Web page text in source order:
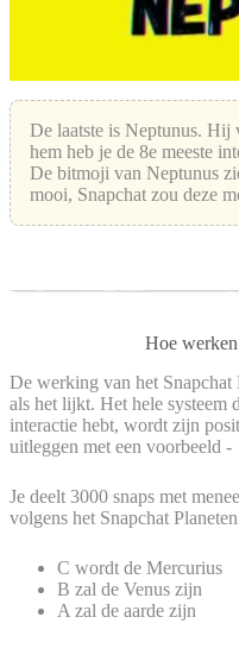
De laatste is Neptunus.
hem heb je de 8e meeste
De bitmoji van Neptunus
mooi, Snapchat zou deze
Hoe
De werking van het Snapchat
als het lijkt. Het hele systeem
interactie hebt, wordt zijn
uitleggen met een voorbeeld -
Je deelt 3000 snaps met
volgens het Snapchat
C wordt de Mercurius
B zal de Venus zijn
A zal de aarde zijn